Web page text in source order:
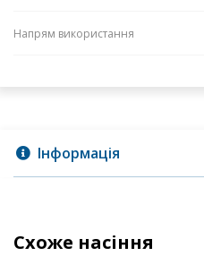
Напрям використання
Інформація
Схоже насіння